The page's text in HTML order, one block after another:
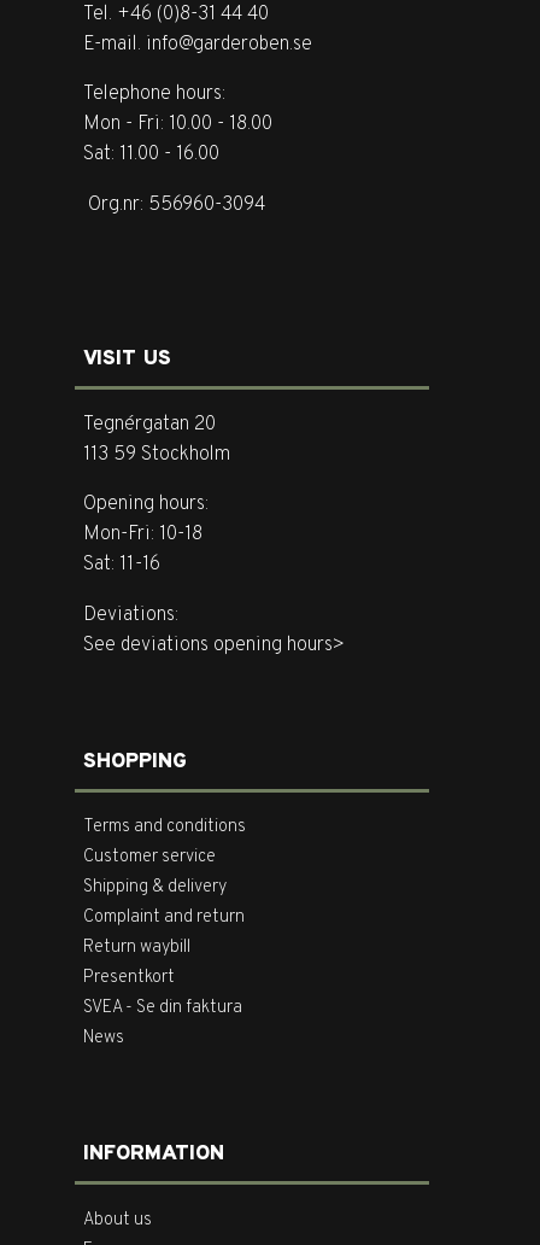
Tel. +46 (0)8-31 44 40
E-mail. info@garderoben.se
Telephone hours:
Mon - Fri: 10.00 - 18.00
Sat: 11.00 - 16.00
Org.nr: 556960-3094
VISIT US
Tegnérgatan 20
113 59 Stockholm
Opening hours:
Mon-Fri: 10-18
Sat: 11-16
Deviations:
See deviations opening hours>
SHOPPING
Terms and conditions
Customer service
Shipping & delivery
Complaint and return
Return waybill
Presentkort
SVEA - Se din faktura
News
INFORMATION
About us